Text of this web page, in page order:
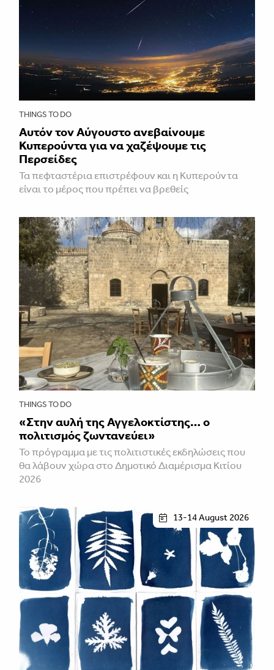
THINGS TO DO
Αυτόν τον Αύγουστο ανεβαίνουμε
Κυπερούντα για να χαζέψουμε τις
Περσείδες
Τα πεφταστέρια επιστρέφουν και η Κυπερούντα
είναι το μέρος που πρέπει να βρεθείς
THINGS TO DO
«Στην αυλή της Αγγελοκτίστης… ο
πολιτισμός ζωντανεύει»
To πρόγραμμα με τις πολιτιστικές εκδηλώσεις που
θα λάβουν χώρα στο Δημοτικό Διαμέρισμα Κιτίου
2026
13-14 August 2026